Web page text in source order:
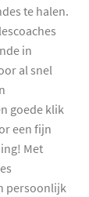
te halen.
in
al snel
goede klik
een fijn
Met
persoonlijk